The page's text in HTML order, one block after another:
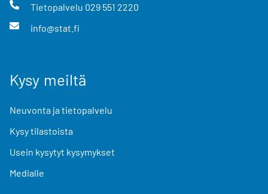
Tietopalvelu 029 551 2220
info@stat.fi
Kysy meiltä
Neuvonta ja tietopalvelu
Kysy tilastoista
Usein kysytyt kysymykset
Medialle